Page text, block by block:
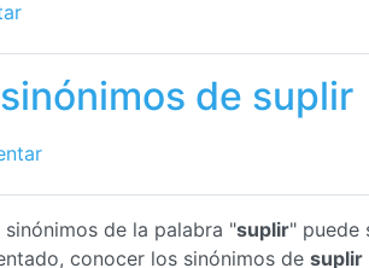
de suplir
de la palabra "suplir" puede
conocer los sinónimos de suplir